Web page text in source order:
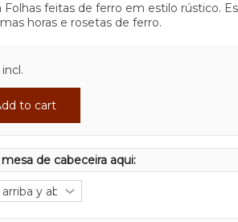
Folhas feitas de ferro em estilo rústico.
horas e rosetas de ferro.
to cart
de cabeceira aqui: